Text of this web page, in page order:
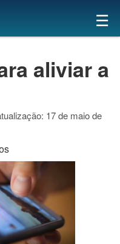
×
☰
aliviar a
17 de maio de